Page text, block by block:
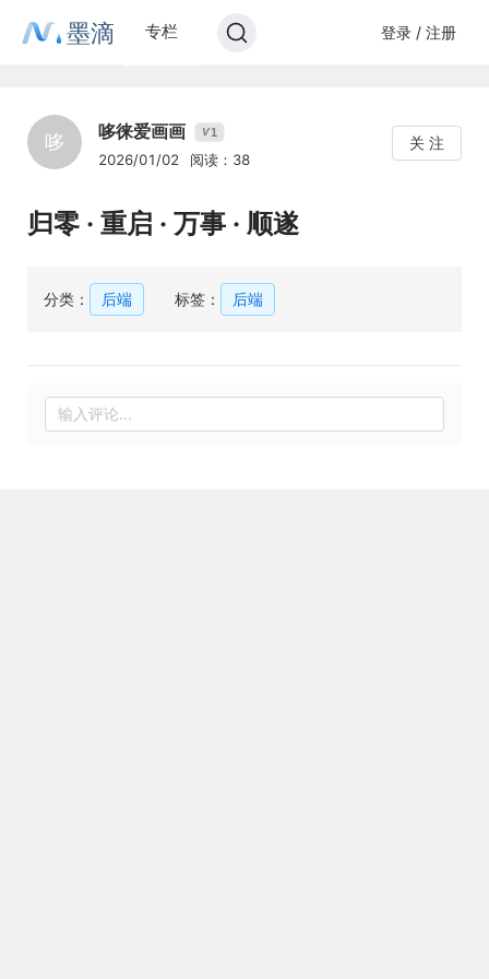
墨滴 专栏 登录 / 注册
哆 哆徕爱画画 V1
2026/01/02 阅读：38
关 注
归零 · 重启 · 万事 · 顺遂
分类： 后端 标签： 后端